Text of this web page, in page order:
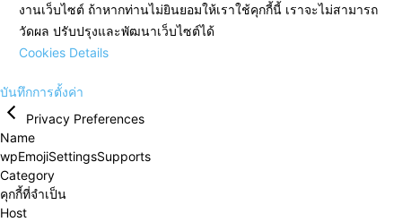
งานเว็บไซต์ ถ้าหากท่านไม่ยินยอมให้เราใช้คุกกี้นี้ เราจะไม่สามารถ
วัดผล ปรับปรุงและพัฒนาเว็บไซต์ได้
Cookies Details
บันทึกการตั้งค่า
Privacy Preferences
Name
wpEmojiSettingsSupports
Category
คุกกี้ที่จำเป็น
Host